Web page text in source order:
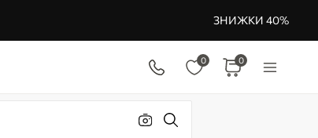
ЗНИЖКИ 40%
0 0